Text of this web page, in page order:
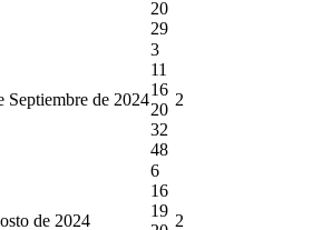
20
29
Septiembre de 2024
3
11
16
20
32
48
2
de 2024
6
16
19
2